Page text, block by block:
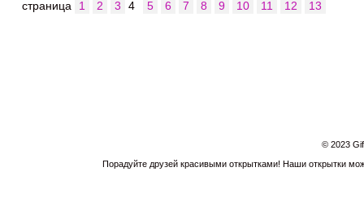
страница 1 2 3 4 5 6 7 8 9 10 11 12 13
© 2023
Порадуйте друзей красивыми открытками! Наши открытки